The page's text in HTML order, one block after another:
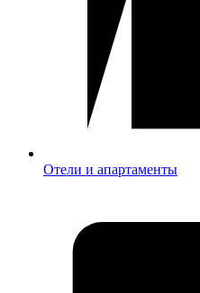
Отели и апартаменты